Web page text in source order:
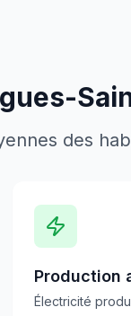
des
Production
Électricité